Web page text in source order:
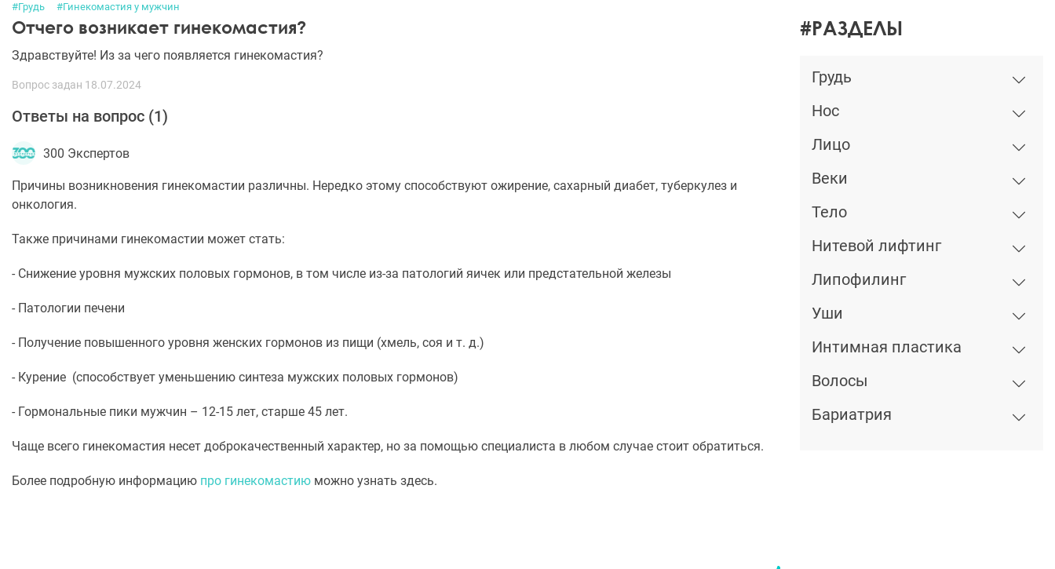
#Грудь #Гинекомастия у мужчин
Отчего возникает гинекомастия?
Здравствуйте! Из за чего появляется гинекомастия?
Вопрос задан 18.07.2024
Ответы на вопрос (1)
300 Экспертов
Причины возникновения гинекомастии различны. Нередко этому способствуют ожирение, сахарный диабет, туберкулез и
онкология.
Также причинами гинекомастии может стать:
- Снижение уровня мужских половых гормонов, в том числе из-за патологий яичек или предстательной железы
- Патологии печени
- Получение повышенного уровня женских гормонов из пищи (хмель, соя и т. д.)
- Курение (способствует уменьшению синтеза мужских половых гормонов)
- Гормональные пики мужчин – 12-15 лет, старше 45 лет.
Чаще всего гинекомастия несет доброкачественный характер, но за помощью специалиста в любом случае стоит обратиться.
Более подробную информацию про гинекомастию можно узнать здесь.
#РАЗДЕЛЫ
Грудь
Нос
Лицо
Веки
Тело
Нитевой лифтинг
Липофилинг
Уши
Интимная пластика
Волосы
Бариатрия